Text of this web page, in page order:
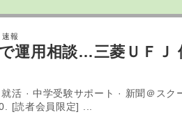
速報
運用相談…三菱ＵＦＪ
就活 · 中学受験サポート · 新聞＠ス
[読者会員限定] ...